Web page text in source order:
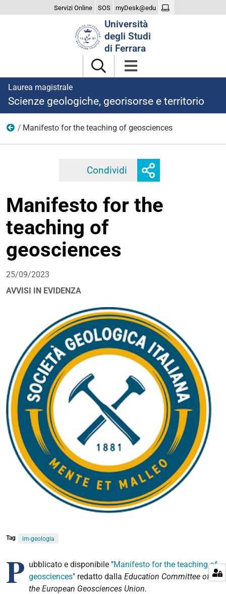
Servizi Online SOS myDesk@edu
Università
degli Studi
di Ferrara
Laurea magistrale
Scienze geologiche, georisorse e territorio
2023
Manifesto for the teaching of geosciences
Condividi Facebook
opzioni
di
Manifesto for the
teaching of
geosciences
25/09/2023
AVVISI IN EVIDENZA
Tag lm-geologia
P ubblicato e disponibile "Manifesto for the teaching of
geosciences" redatto dalla Education Committee of
the European Geosciences Union.